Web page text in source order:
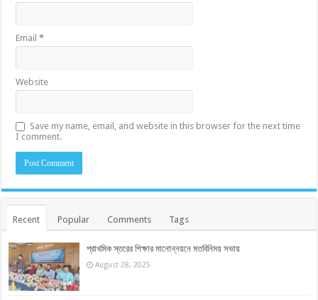
Email*
Website
Save my name, email, and website in this browser for the next time
I comment.
Recent Popular Comments Tags
প্রাথমিক স্তরের শিক্ষার মানোন্নয়নে মতবিনিময় সভায়
August 28, 2025